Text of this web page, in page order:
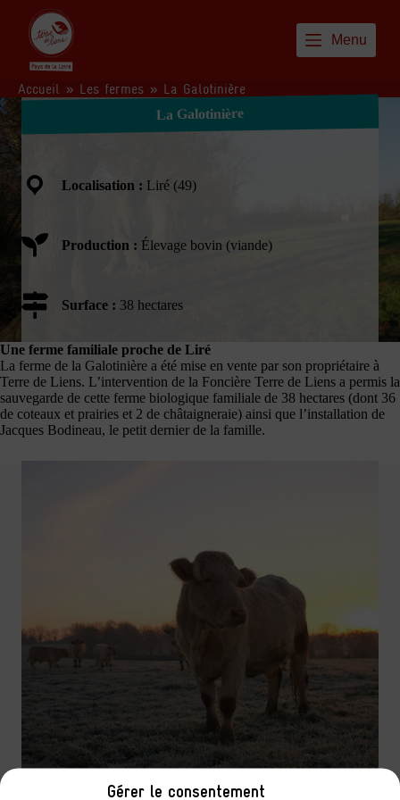
Gérer le consentement
e
r
o
n
n
u
Menu
Accueil » Les fermes » La Galotinière
La Galotinière
Localisation : Liré (49)
Production : Élevage bovin (viande)
Surface : 38 hectares
Une ferme familiale proche de Liré
La ferme de la Galotinière a été mise en vente par son propriétaire à
Terre de Liens. L’intervention de la Foncière Terre de Liens a permis la
sauvegarde de cette ferme biologique familiale de 38 hectares (dont 36
de coteaux et prairies et 2 de châtaigneraie) ainsi que l’installation de
Jacques Bodineau, le petit dernier de la famille.